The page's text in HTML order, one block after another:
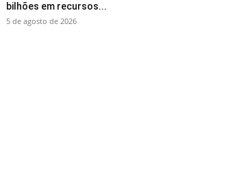
bilhões em recursos...
5 de agosto de 2026